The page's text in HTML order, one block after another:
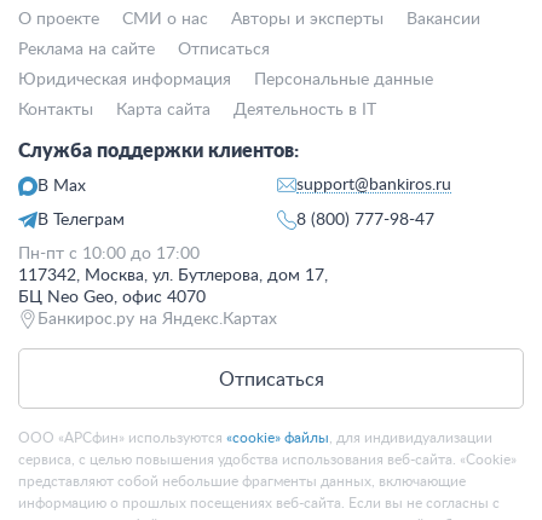
О проекте СМИ о нас Авторы и эксперты
Вакансии
Реклама на сайте
Отписаться
Юридическая информация
Персональные данные
Контакты
Карта сайта Деятельность в IT
Служба поддержки клиентов:
В Max
В Телеграм
support@bankiros.ru
8 (800) 777-98-47
Пн-пт с 10:00 до 17:00
117342, Москва, ул. Бутлерова, дом 17,
БЦ Neo Geo, офис 4070
Банкирос.ру на Яндекс.Картах
Отписаться
ООО «АРСфин» используются «cookie» файлы , для индивидуализации
сервиса, с целью повышения удобства использования веб-сайта. «Cookie»
представляют собой небольшие фрагменты данных, включающие
информацию о прошлых посещениях веб-сайта. Если вы не согласны с